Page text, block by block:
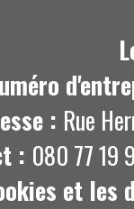
: Rue
: 080 77 19
et les